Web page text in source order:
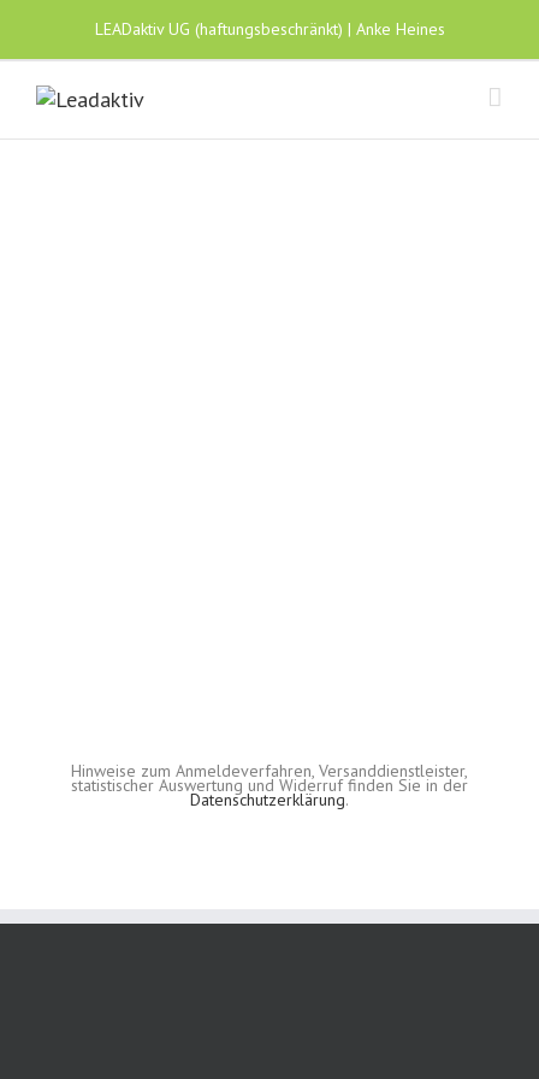
LEADaktiv UG (haftungsbeschränkt) | Anke Heines
Hinweise zum Anmeldeverfahren, Versanddienstleister,
statistischer Auswertung und Widerruf finden Sie in der
Datenschutzerklärung.